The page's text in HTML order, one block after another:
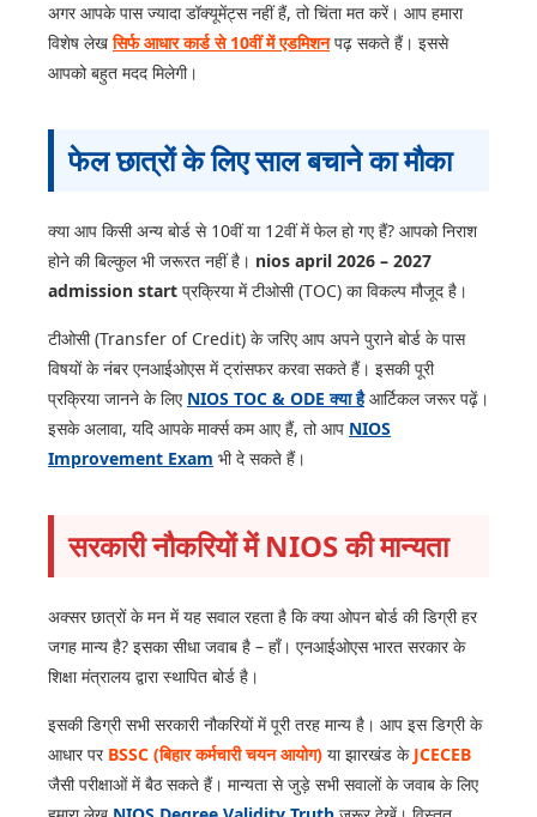
अगर आपके पास ज्यादा डॉक्यूमेंट्स नहीं हैं, तो चिंता मत करें। आप हमारा
विशेष लेखसिर्फ आधार कार्ड से 10वीं में एडमिशनपढ़ सकते हैं। इससे
आपको बहुत मदद मिलेगी।
फेल छात्रों के लिए साल बचाने का मौका
क्या आप किसी अन्य बोर्ड से 10वीं या 12वीं में फेल हो गए हैं? आपको निराश
होने की बिल्कुल भी जरूरत नहीं है। nios april 2026 – 2027
admission start प्रक्रिया में टीओसी (TOC) का विकल्प मौजूद है।
टीओसी (Transfer of Credit) के जरिए आप अपने पुराने बोर्ड के पास
विषयों के नंबर एनआईओएस में ट्रांसफर करवा सकते हैं। इसकी पूरी
प्रक्रिया जानने के लिए NIOS TOC & ODE क्या हैआर्टिकल जरूर पढ़ें।
इसके अलावा, यदि आपके मार्क्स कम आए हैं, तो आप NIOS
Improvement Exam भी दे सकते हैं।
सरकारी नौकरियों में NIOS की मान्यता
अक्सर छात्रों के मन में यह सवाल रहता है कि क्या ओपन बोर्ड की डिग्री हर
जगह मान्य है? इसका सीधा जवाब है – हाँ। एनआईओएस भारत सरकार के
शिक्षा मंत्रालय द्वारा स्थापित बोर्ड है।
इसकी डिग्री सभी सरकारी नौकरियों में पूरी तरह मान्य है। आप इस डिग्री के
आधार पर BSSC (बिहार कर्मचारी चयन आयोग) या झारखंड के JCECEB
जैसी परीक्षाओं में बैठ सकते हैं। मान्यता से जुड़े सभी सवालों के जवाब के लिए